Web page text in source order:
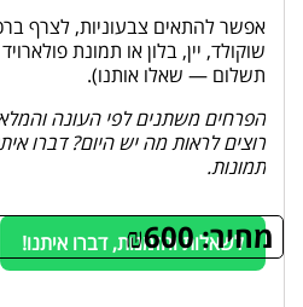
אפשר להתאים צבעוניות, לצרף
שוקולד, יין, בלון או תמונת
תשלום — שאלו אותנו).
הפרחים משתנים לפי העונה
רוצים לראות מה יש היום? דברו
תמונות.
מחיר: ₪600
לשאלות והזמנות, דברו איתנו!